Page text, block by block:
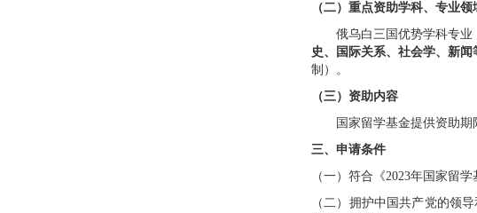
（二）重点资助学科、专业领
俄乌白三国优势学科专业
史、国际关系、社会学、新
制）。
（三） 资助内容
国家留学基金提供资助期
三、申请条件
（一） 符合《2023年国家留学
（二） 拥护中国共产党的领